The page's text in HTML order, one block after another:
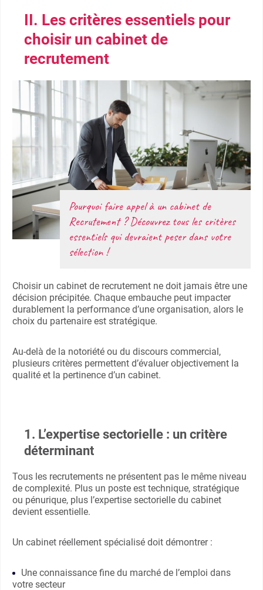
II. Les critères essentiels pour
choisir un cabinet de
recrutement
Pourquoi faire appel à un cabinet de
Recrutement ? Découvrez tous les critères
essentiels qui devraient peser dans votre
sélection !
Choisir un cabinet de recrutement ne doit jamais être une
décision précipitée. Chaque embauche peut impacter
durablement la performance d’une organisation, alors le
choix du partenaire est stratégique.
Au-delà de la notoriété ou du discours commercial,
plusieurs critères permettent d’évaluer objectivement la
qualité et la pertinence d’un cabinet.
1. L’expertise sectorielle : un critère
déterminant
Tous les recrutements ne présentent pas le même niveau
de complexité. Plus un poste est technique, stratégique
ou pénurique, plus l’expertise sectorielle du cabinet
devient essentielle.
Un cabinet réellement spécialisé doit démontrer :
Une connaissance fine du marché de l’emploi dans
votre secteur